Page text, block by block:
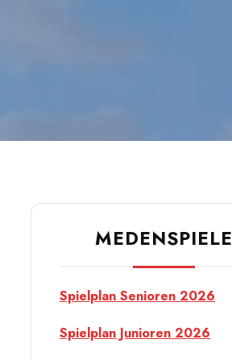
MEDENSPIELE
Spielplan Senioren 2026
Spielplan Junioren 2026